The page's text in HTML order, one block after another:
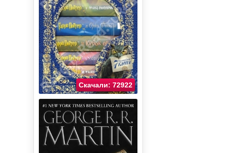
Скачали: 72922